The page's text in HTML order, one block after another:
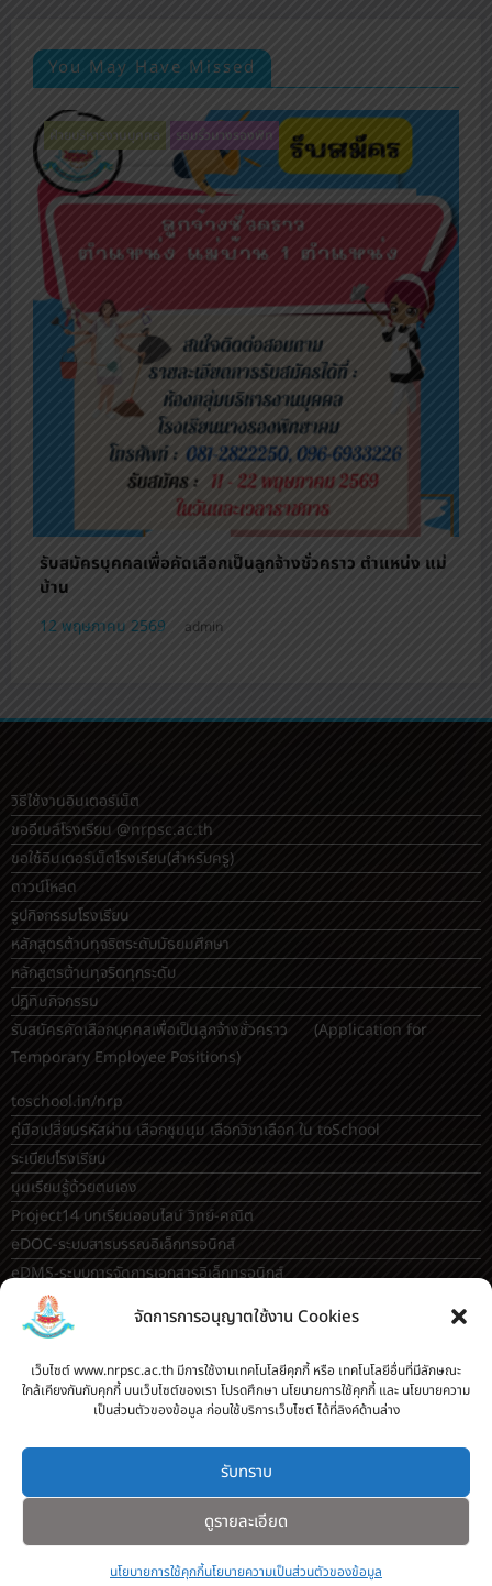
จัดการการอนุญาตใช้งาน Cookies
เว็บไซต์ www.nrpsc.ac.th มีการใช้งานเทคโนโลยีคุกกี้ หรือ เทคโนโลยีอื่นที่มีลักษณะ
ใกล้เคียงกันกับคุกกี้ บนเว็บไซต์ของเรา โปรดศึกษา นโยบายการใช้คุกกี้ และ นโยบายความ
เป็นส่วนตัวของข้อมูล ก่อนใช้บริการเว็บไซต์ ได้ที่ลิงค์ด้านล่าง
รับทราบ
ดูรายละเอียด
นโยบายการใช้คุกกี้นโยบายความเป็นส่วนตัวของข้อมูล
You May Have Missed
งานรับสมัครนักเรียน ฝ่ายวิชาการ
วิธีใช้งานอินเตอร์เน็ต
ขออีเมล์โรงเรียน @nrpsc.ac.th
ขอใช้อินเตอร์เน็ตโรงเรียน(สำหรับครู)
ดาวน์โหลด
รูปกิจกรรมโรงเรียน
หลักสูตรต้านทุจริตระดับมัธยมศึกษา
หลักสูตรต้านทุจริตทุกระดับ
ปฏิทินกิจกรรม
รับสมัครคัดเลือกบุคคลเพื่อเป็นลูกจ้างชั่วคราว (Application for
Temporary Employee Positions)
toschool.in/nrp
คู่มือเปลี่ยนรหัสผ่าน เลือกชุมนุม เลือกวิชาเลือก ใน toSchool
ระเบียบโรงเรียน
มุมเรียนรู้ด้วยตนเอง
Project14 บทเรียนออนไลน์ วิทย์-คณิต
eDOC-ระบบสารบรรณอิเล็กทรอนิกส์
eDMS-ระบบการจัดการเอกสารอิเล็กทรอนิกส์
eBooking-ระบบจองห้องประชุม